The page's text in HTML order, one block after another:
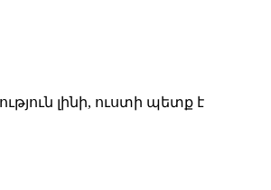
լինի, ուստի պետք է